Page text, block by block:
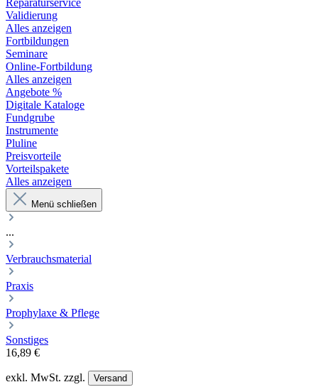
Reparaturservice
Validierung
Alles anzeigen
Fortbildungen
Seminare
Online-Fortbildung
Alles anzeigen
Angebote %
Digitale Kataloge
Fundgrube
Instrumente
Pluline
Preisvorteile
Vorteilspakete
Alles anzeigen
Menü schließen
...
Verbrauchsmaterial
Praxis
Prophylaxe & Pflege
Sonstiges
16,89 €
exkl. MwSt. zzgl. Versand